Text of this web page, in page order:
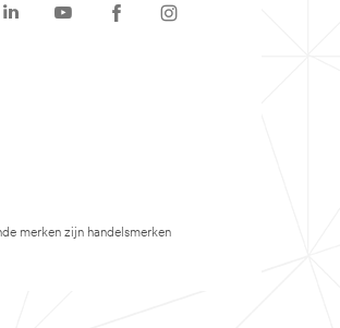
merken zijn handelsmerken